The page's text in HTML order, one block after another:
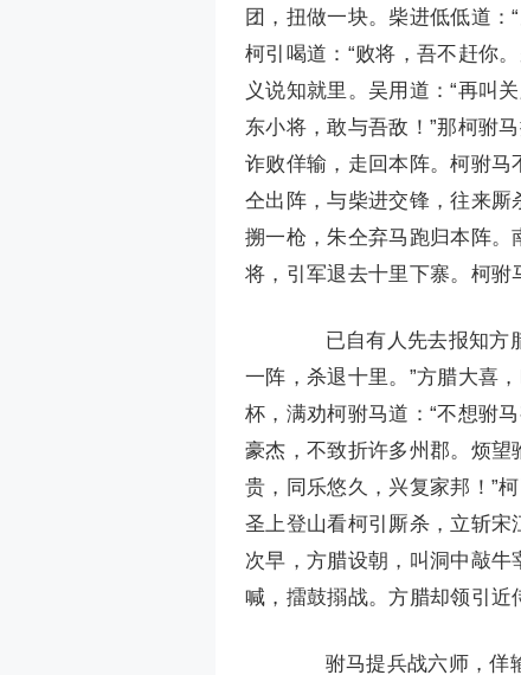
团，扭做一块。柴进低低道：
柯引喝道：“败将，吾不赶你
义说知就里。吴用道：“再叫
东小将，敢与吾敌！”那柯驸
诈败佯输，走回本阵。柯驸马
仝出阵，与柴进交锋，往来
搠一枪，朱仝弃马跑归本阵
将，引军退去十里下寨。柯驸
已自有人先去报知方腊
一阵，杀退十里。”方腊大喜
杯，满劝柯驸马道：“不想驸
豪杰，不致折许多州郡。烦望
贵，同乐悠久，兴复家邦！”
圣上登山看柯引厮杀，立斩宋
次早，方腊设朝，叫洞中敲
喊，擂鼓搦战。方腊却领引近
驸马提兵战六师，佯输